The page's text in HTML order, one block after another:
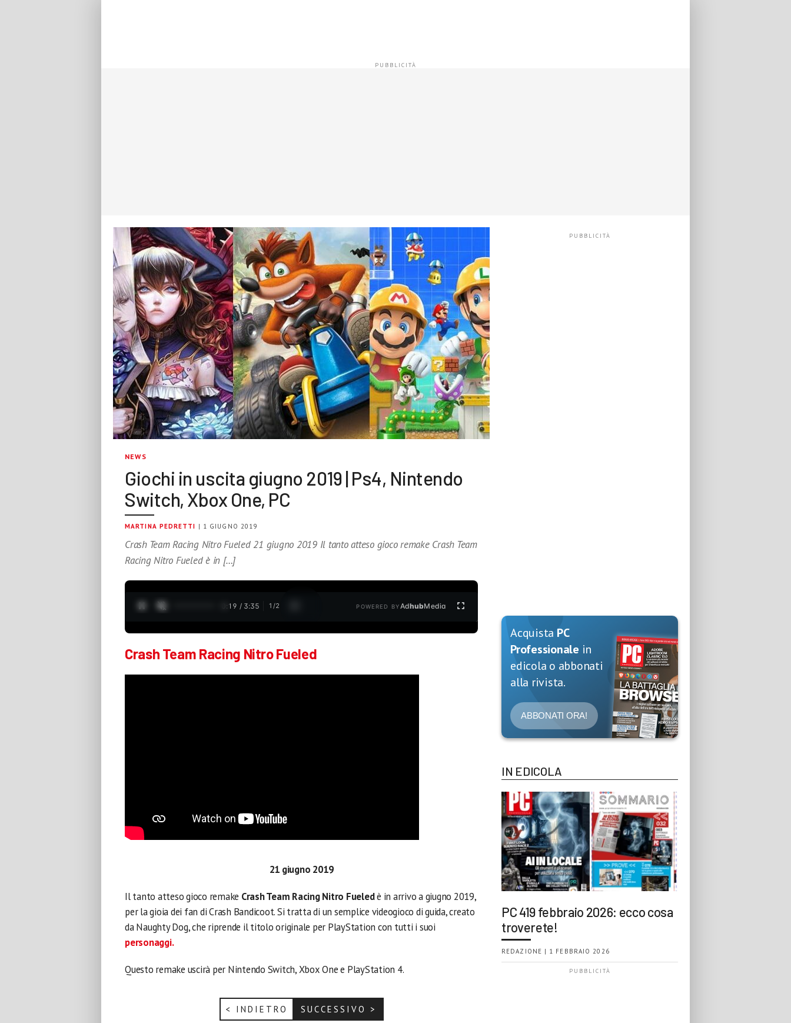
NEWS
Giochi in uscita giugno 2019 | Ps4, Nintendo
Switch, Xbox One, PC
MARTINA PEDRETTI | 1 GIUGNO 2019
Crash Team Racing Nitro Fueled 21 giugno 2019 Il tanto atteso gioco remake Crash Team
Racing Nitro Fueled è in […]
0:20 / 3:35 1 /2 POWERED BYAdhubMedia
Crash Team Racing Nitro Fueled
21 giugno 2019
Il tanto atteso gioco remake Crash Team Racing Nitro Fueledè in arrivo a giugno 2019,
per la gioia dei fan di Crash Bandicoot. Si tratta di un semplice videogioco di guida, creato
da Naughty Dog, che riprende il titolo originale per PlayStation con tutti i suoi
personaggi.
Questo remake uscirà per Nintendo Switch, Xbox One e PlayStation 4.
< INDIETRO SUCCESSIVO >
Acquista PC
Professionale in
edicola o abbonati
alla rivista.
ABBONATI ORA!
IN EDICOLA
PC 419 febbraio 2026: ecco cosa
troverete!
REDAZIONE | 1 FEBBRAIO 2026